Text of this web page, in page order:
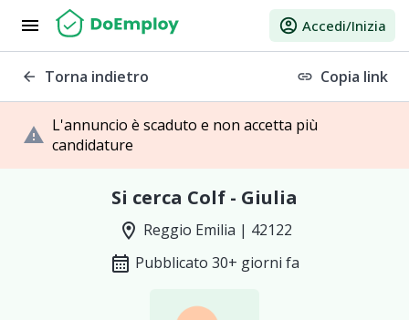
menu account_circle Accedi/Inizia
arrow_back Torna indietro link Copia link
warning L'annuncio è scaduto e non accetta più
candidature
Si cerca Colf - Giulia
location_on Reggio Emilia | 42122
calendar_month Pubblicato 30+ giorni fa